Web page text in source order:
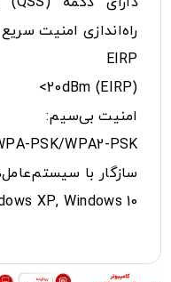
راه‌اندازی امنیت سریع
EIRP
(20dBm (EIRP>
امنیت بی‌سیم:
PSK/WPA2-PSK
سازگار با
XP, Windows 10